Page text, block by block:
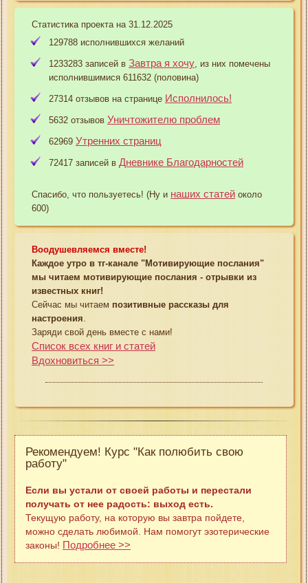
Статистика проекта на 31.12.2025
129788 исполнившихся желаний
1233283 записей в Завтра я хочу , из них помечены
исполнившимися 611632 (половина)
27314 отзывов на странице Исполнилось!
5632 отзывов Уничтожителю проблем
62969 Утренних страниц
72417 записей в Дневнике Благодарностей
Спасибо, что пользуетесь! (Ну и наших статей около
600)
Воодушевляемся вместе!
Каждое утро в тг-канале "Мотивирующие послания"
мы читаем мотивирующие послания - отрывки из
известных книг!
Сейчас мы читаем позитивные рассказы для
настроения
Заряди свой день вместе с нами!
Список всех книг и статей
Вдохновиться >>
Рекомендуем! Курс "Как полюбить свою
работу"
Если вы устали от своей работы и перестали
получать от нее радость: выход есть.
Текущую работу, на которую вы завтра пойдете,
можно сделать любимой. Нам помогут эзотерические
законы! Подробнее >>